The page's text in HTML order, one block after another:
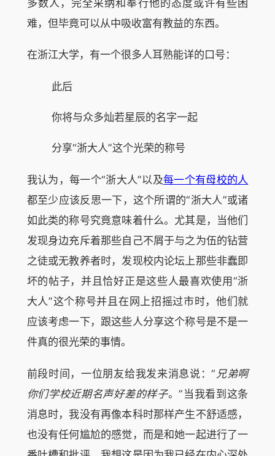
难，但毕竟可以从中吸收富有教益的东西。
在浙江大学，有一个很多人耳熟能详的口号：
此后
你将与众多灿若星辰的名字一起
分享“浙大人”这个光荣的称号
我认为，每一个“浙大人”以及每一个有母校的人
都至少应该反思一下，这个所谓的“浙大人”或诸
如此类的称号究竟意味着什么。尤其是，当他们
发现身边充斥着那些自己不屑于与之为伍的钻营
之徒或无教养者时，发现校内论坛上那些非蠢即
坏的帖子，并且恰好正是这些人最喜欢使用“浙
大人”这个称号并且在网上招摇过市时，他们就
应该考虑一下，跟这些人分享这个称号是不是一
件真的很光荣的事情。
前段时间，一位朋友给我发来消息说：“ 兄弟啊
你们学校近期名声好差的样子。”当我看到这条
消息时，我没有再像本科时那样产生不舒适感，
也没有任何尴尬的感觉，而是和她一起进行了一